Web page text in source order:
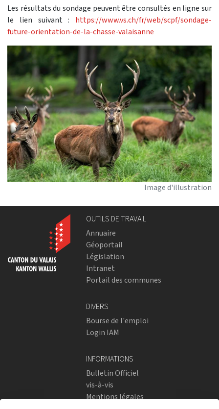
Les résultats du sondage peuvent être consultés en ligne sur
le lien suivant : https://www.vs.ch/fr/web/scpf/sondage-
future-orientation-de-la-chasse-valaisanne
Image d'illustration
OUTILS DE TRAVAIL
Annuaire
Géoportail
Législation
Intranet
Portail des communes
DIVERS
Bourse de l'emploi
Login IAM
INFORMATIONS
Bulletin Officiel
vis-à-vis
Mentions légales